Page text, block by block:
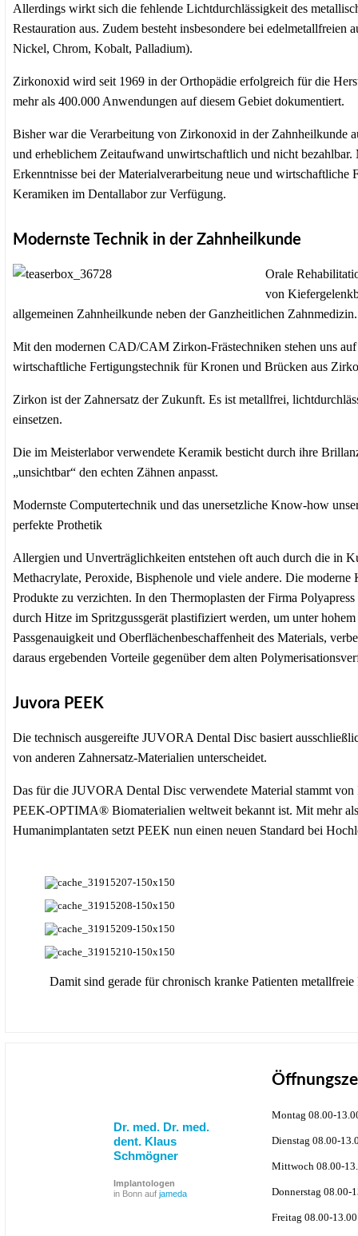
Allerdings wirkt sich die fehlende Lichtdurchlässigkeit des
Restauration aus. Zudem besteht insbesondere bei
Nickel, Chrom, Kobalt, Palladium).
Zirkonoxid wird seit 1969 in der Orthopädie erfolgreich für die
mehr als 400.000 Anwendungen auf diesem Gebiet dokumentiert.
Bisher war die Verarbeitung von Zirkonoxid in der Zahnheilkunde
und erheblichem Zeitaufwand unwirtschaftlich und nicht
Erkenntnisse bei der Materialverarbeitung neue und
Keramiken im Dentallabor zur Verfügung.
Modernste Technik in der Zahnheilkunde
Orale
von
allgemeinen Zahnheilkunde neben der Ganzheitlichen Zahnmedizin.
Mit den modernen CAD/CAM Zirkon-Frästechniken stehen uns
wirtschaftliche Fertigungstechnik für Kronen und Brücken aus
Zirkon ist der Zahnersatz der Zukunft. Es ist metallfrei,
einsetzen.
Die im Meisterlabor verwendete Keramik besticht durch ihre
„unsichtbar“ den echten Zähnen anpasst.
Modernste Computertechnik und das unersetzliche Know-how
perfekte Prothetik
Allergien und Unverträglichkeiten entstehen oft auch durch die in
Methacrylate, Peroxide, Bisphenole und viele andere. Die
Produkte zu verzichten. In den Thermoplasten der Firma
durch Hitze im Spritzgussgerät plastifiziert werden, um unter
Passgenauigkeit und Oberflächenbeschaffenheit des Materials,
daraus ergebenden Vorteile gegenüber dem alten
Juvora PEEK
Die technisch ausgereifte JUVORA Dental Disc basiert
von anderen Zahnersatz-Materialien unterscheidet.
Das für die JUVORA Dental Disc verwendete Material stammt
PEEK-OPTIMA® Biomaterialien weltweit bekannt ist. Mit mehr
Humanimplantaten setzt PEEK nun einen neuen Standard bei
Damit sind gerade für chronisch kranke Patienten
Dr. med. Dr. med.
dent. Klaus
Schmögner
Implantologen
in Bonn auf jameda
Montag 08.00-
Dienstag 08.00-
Mittwoch 08.00-
Donnerstag 08.00-
Freitag 08.00-